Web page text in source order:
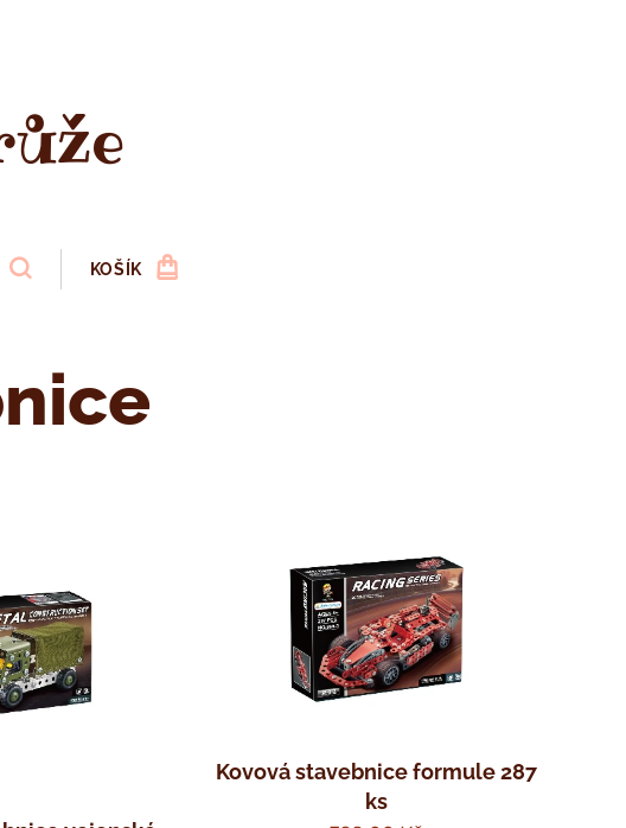
KOŠÍK
Kovová stavebnice formule 287
ks